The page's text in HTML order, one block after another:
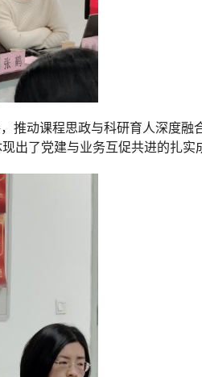
推动课程思政与科研育人深度融
出了党建与业务互促共进的扎实